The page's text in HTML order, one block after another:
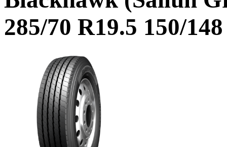
285/70 R19.5 150/